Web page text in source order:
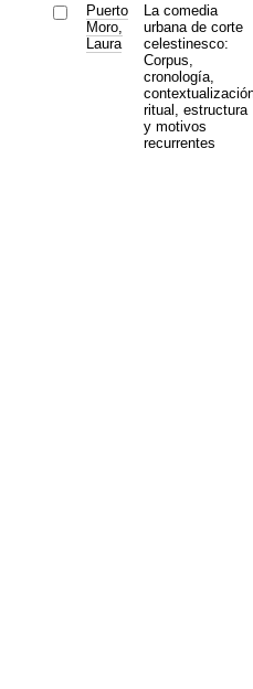
Puerto
Moro,
Laura
La comedia
urbana de corte
celestinesco:
Corpus,
cronología,
ritual, estructura
y motivos
recurrentes